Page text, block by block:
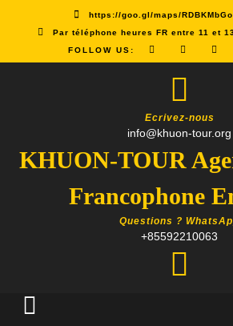
https://goo.gl/maps/
Par téléphone heures FR entre 11 et
FOLLOW US:
Ecrivez-nous
info@khuon-tour.org
KHUON-TOUR
Francophone
Questions ?
+85592210063